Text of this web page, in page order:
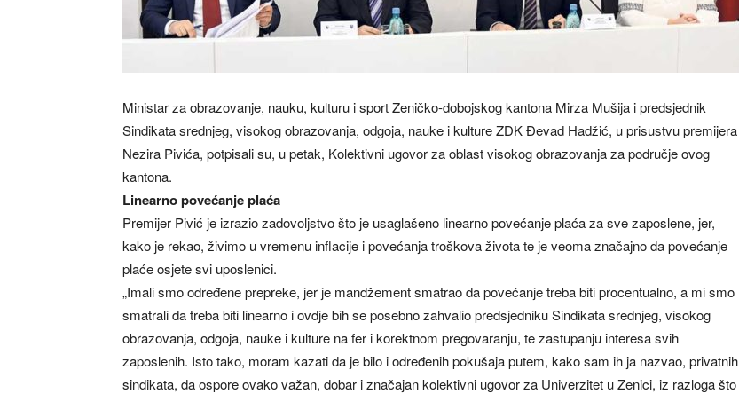
Ministar za obrazovanje, nauku, kulturu i sport Zeničko-dobojskog kantona Mirza Mušija i predsjednik
Sindikata srednjeg, visokog obrazovanja, odgoja, nauke i kulture ZDK Đevad Hadžić, u prisustvu premijera
Nezira Pivića, potpisali su, u petak, Kolektivni ugovor za oblast visokog obrazovanja za područje ovog
kantona.
Linearno povećanje plaća
Premijer Pivić je izrazio zadovoljstvo što je usaglašeno linearno povećanje plaća za sve zaposlene, jer,
kako je rekao, živimo u vremenu inflacije i povećanja troškova života te je veoma značajno da povećanje
plaće osjete svi uposlenici.
„Imali smo određene prepreke, jer je mandžement smatrao da povećanje treba biti procentualno, a mi smo
smatrali da treba biti linearno i ovdje bih se posebno zahvalio predsjedniku Sindikata srednjeg, visokog
obrazovanja, odgoja, nauke i kulture na fer i korektnom pregovaranju, te zastupanju interesa svih
zaposlenih. Isto tako, moram kazati da je bilo i određenih pokušaja putem, kako sam ih ja nazvao, privatnih
sindikata, da ospore ovako važan, dobar i značajan kolektivni ugovor za Univerzitet u Zenici, iz razloga što